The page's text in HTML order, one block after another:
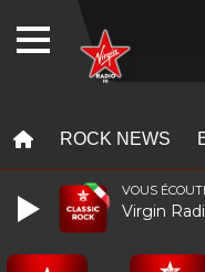
ROCK NEWS
VOUS
Virgin
WEBRADIO